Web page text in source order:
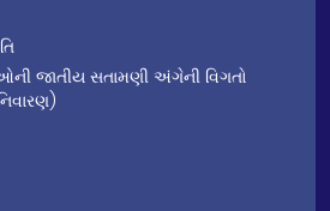
જાતીય સતામણી અંગેની વિગતો